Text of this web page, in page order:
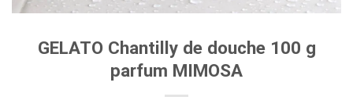
GELATO Chantilly de douche 100 g
parfum MIMOSA